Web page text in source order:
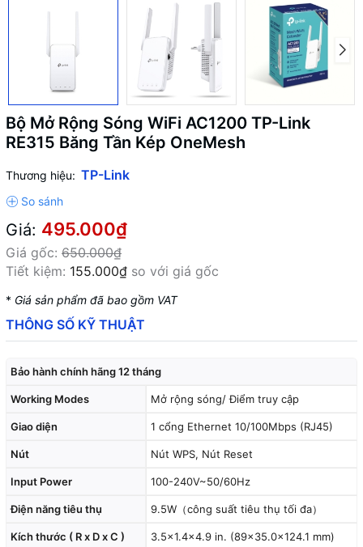
Bộ Mở Rộng Sóng WiFi AC1200 TP-Link
RE315 Băng Tần Kép OneMesh
Thương hiệu: TP-Link
Giá: 495.000₫
Giá gốc: 650.000₫
Tiết kiệm: 155.000₫ so với giá gốc
* Giá sản phẩm đã bao gồm VAT
THÔNG SỐ KỸ THUẬT
Bảo hành chính hãng 12 tháng
Working Modes Mở rộng sóng/ Điểm truy cập
Giao diện 1 cổng Ethernet 10/100Mbps (RJ45)
Nút Nút WPS, Nút Reset
Input Power 100-240V~50/60Hz
Điện năng tiêu thụ 9.5W（công suất tiêu thụ tối đa）
Kích thước ( R x D x C ) 3.5×1.4×4.9 in. (89×35.0×124.1 mm)